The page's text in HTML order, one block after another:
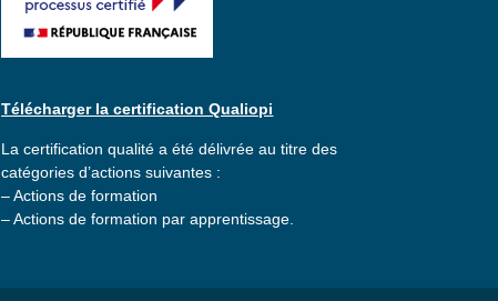
Télécharger la certification Qualiopi
La certification qualité a été délivrée au titre des
catégories d’actions suivantes :
– Actions de formation
– Actions de formation par apprentissage.